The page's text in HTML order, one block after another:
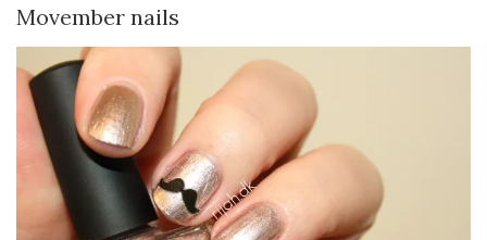
Movember nails